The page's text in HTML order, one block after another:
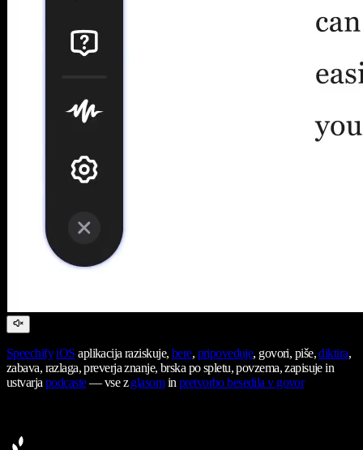
Speechify iOS aplikacija raziskuje, bere, pripoveduje, govori, piše,diktira,
zabava, razlaga, preverja znanje, brska po spletu, povzema, zapisuje in
ustvarjapodcaste— vse zglasominpretvorbo besedila v govor